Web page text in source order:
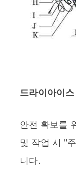
드라이아이
안전 확보를
및 작업 시 "
니다.